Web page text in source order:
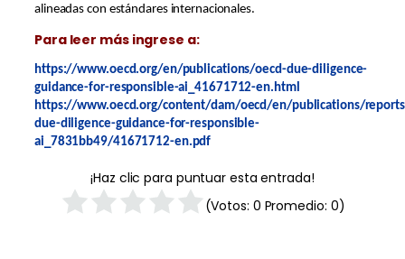
alineadas con estándares internacionales.
Para leer más ingrese a:
https://www.oecd.org/en/publications/oecd-due-diligence-
guidance-for-responsible-ai_41671712-en.html
https://www.oecd.org/content/dam/oecd/en/publications/
due-diligence-guidance-for-responsible-
ai_7831bb49/41671712-en.pdf
¡Haz clic para puntuar esta entrada!
(Votos: 0 Promedio: 0)